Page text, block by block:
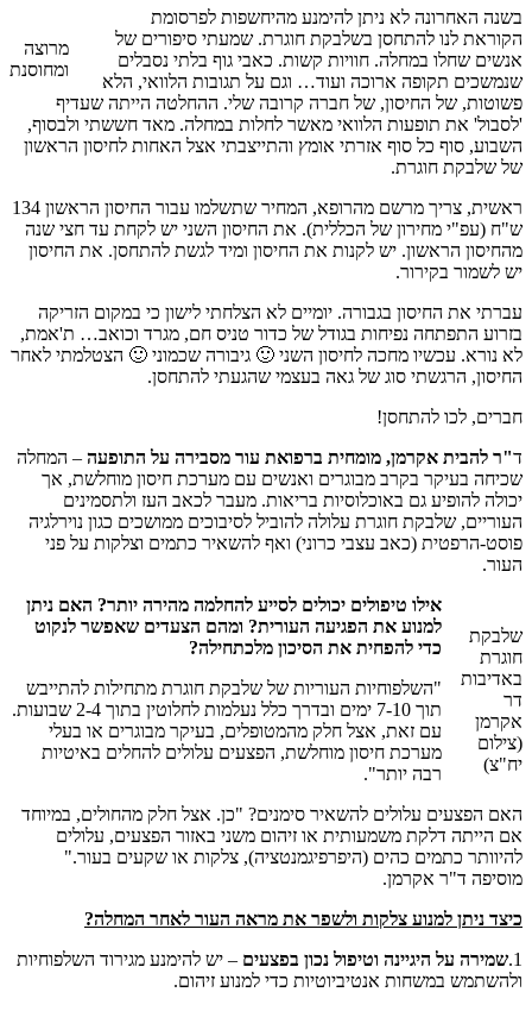
מרוצה
ומחוסנת
בשנה האחרונה לא ניתן להימנע מהיחשפות לפרסומת
הקוראת לנו להתחסן בשלבקת חוגרת. שמעתי סיפורים של
אנשים שחלו במחלה. חוויות קשות. כאבי גוף בלתי נסבלים
שנמשכים תקופה ארוכה ועוד… וגם על תגובות הלוואי, הלא
פשוטות, של החיסון, של חברה קרובה שלי. ההחלטה הייתה שעדיף
'לסבול' את תופעות הלוואי מאשר לחלות במחלה. מאד חששתי ולבסוף,
השבוע, סוף כל סוף אזרתי אומץ והתייצבתי אצל האחות לחיסון הראשון
של שלבקת חוגרת.
ראשית, צריך מרשם מהרופא, המחיר שתשלמו עבור החיסון הראשון 134
ש"ח (עפ"י מחירון של הכללית). את החיסון השני יש לקחת עד חצי שנה
מהחיסון הראשון. יש לקנות את החיסון ומיד לגשת להתחסן. את החיסון
יש לשמור בקירור.
עברתי את החיסון בגבורה. יומיים לא הצלחתי לישון כי במקום הזריקה
בזרוע התפתחה נפיחות בגודל של כדור טניס חם, מגרד וכואב… ת'אמת,
לא נורא. עכשיו מחכה לחיסון השני 🙂 גיבורה שכמוני 🙂 הצטלמתי לאחר
החיסון, הרגשתי סוג של גאה בעצמי שהגעתי להתחסן.
חברים, לכו להתחסן!
ד"ר להבית אקרמן, מומחית ברפואת עור מסבירה על התופעה – המחלה
שכיחה בעיקר בקרב מבוגרים ואנשים עם מערכת חיסון מוחלשת, אך
יכולה להופיע גם באוכלוסיות בריאות. מעבר לכאב העז ולתסמינים
העוריים, שלבקת חוגרת עלולה להוביל לסיבוכים ממושכים כגון נוירלגיה
פוסט-הרפטית (כאב עצבי כרוני) ואף להשאיר כתמים וצלקות על פני
העור.
שלבקת
חוגרת
באדיבות
דר
אקרמן
(צילום
יח"צ)
אילו טיפולים יכולים לסייע להחלמה מהירה יותר? האם ניתן
למנוע את הפגיעה העורית? ומהם הצעדים שאפשר לנקוט
כדי להפחית את הסיכון מלכתחילה?
"השלפוחיות העוריות של שלבקת חוגרת מתחילות להתייבש
תוך 7-10 ימים ובדרך כלל נעלמות לחלוטין בתוך 2-4 שבועות.
עם זאת, אצל חלק מהמטופלים, בעיקר מבוגרים או בעלי
מערכת חיסון מוחלשת, הפצעים עלולים להחלים באיטיות
רבה יותר".
האם הפצעים עלולים להשאיר סימנים? "כן. אצל חלק מהחולים, במיוחד
אם הייתה דלקת משמעותית או זיהום משני באזור הפצעים, עלולים
להיוותר כתמים כהים (היפרפיגמנטציה), צלקות או שקעים בעור."
מוסיפה ד"ר אקרמן.
כיצד ניתן למנוע צלקות ולשפר את מראה העור לאחר המחלה?
1. שמירה על היגיינה וטיפול נכון בפצעים – יש להימנע מגירוד השלפוחיות
ולהשתמש במשחות אנטיביוטיות כדי למנוע זיהום.